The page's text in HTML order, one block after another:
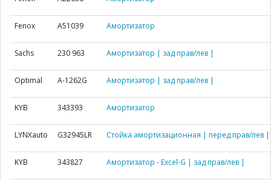
Fenox A51039 Амортизатор
Sachs 230 963 Амортизатор | зад прав/лев |
Optimal A-1262G Амортизатор | зад прав/лев |
KYB 343393 Амортизатор
LYNXauto G32945LR Стойка амортизационная | перед прав/лев |
KYB 343827 Амортизатор - Excel-G | зад прав/лев |